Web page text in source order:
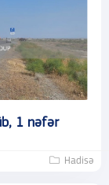
1 nəfər
Hadisə